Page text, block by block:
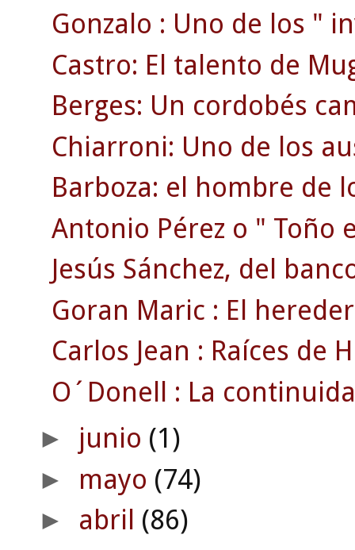
Gonzalo : Uno de los "
Castro: El talento de
Berges: Un cordobés
Chiarroni: Uno de los
Barboza: el hombre de
Antonio Pérez o " Toño
Jesús Sánchez, del
Goran Maric : El
Carlos Jean : Raíces de
O´Donell : La
► junio (1)
► mayo (74)
► abril (86)